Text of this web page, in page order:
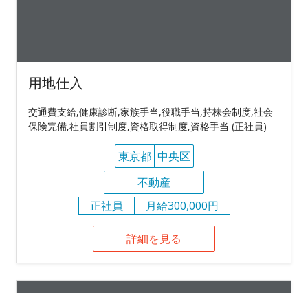
用地仕入
交通費支給,健康診断,家族手当,役職手当,持株会制度,社会
保険完備,社員割引制度,資格取得制度,資格手当 (正社員)
東京都 中央区
不動産
正社員
月給300,000円
詳細を見る